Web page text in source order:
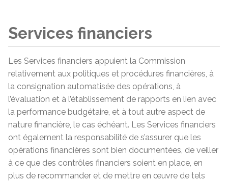
Services financiers
Les Services financiers appuient la Commission
relativement aux politiques et procédures financières, à
la consignation automatisée des opérations, à
l’évaluation et à l’établissement de rapports en lien avec
la performance budgétaire, et à tout autre aspect de
nature financière, le cas échéant. Les Services financiers
ont également la responsabilité de s’assurer que les
opérations financières sont bien documentées, de veiller
à ce que des contrôles financiers soient en place, en
plus de recommander et de mettre en œuvre de tels